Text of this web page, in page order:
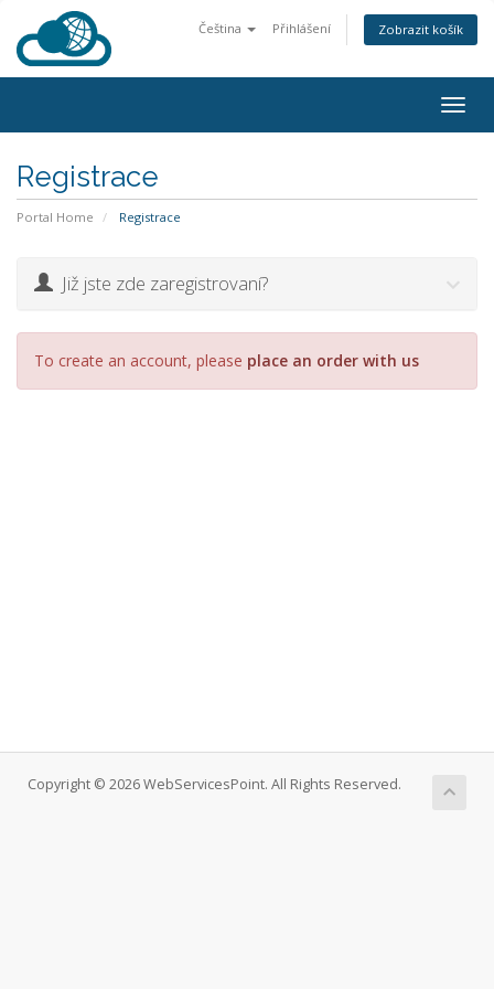
Čeština Přihlášení Zobrazit košík
Registrace
Portal Home Registrace
Již jste zde zaregistrovaní?
To create an account, please place an order with us
Copyright © 2026 WebServicesPoint. All Rights Reserved.